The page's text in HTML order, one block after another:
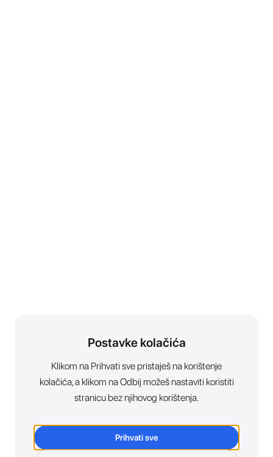
Postavke kolačića
Klikom na Prihvati sve pristaješ na korištenje
kolačića, a klikom na Odbij možeš nastaviti koristiti
stranicu bez njihovog korištenja.
Prihvati sve